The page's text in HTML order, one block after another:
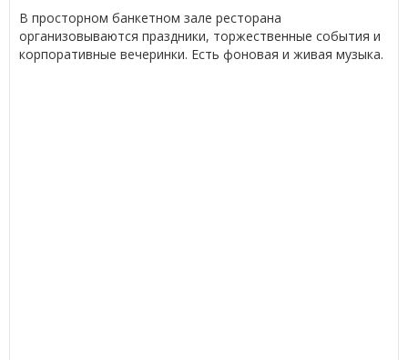
В просторном банкетном зале ресторана
организовываются праздники, торжественные события и
корпоративные вечеринки. Есть фоновая и живая музыка.